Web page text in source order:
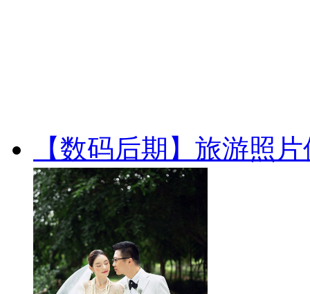
【数码后期】旅游照